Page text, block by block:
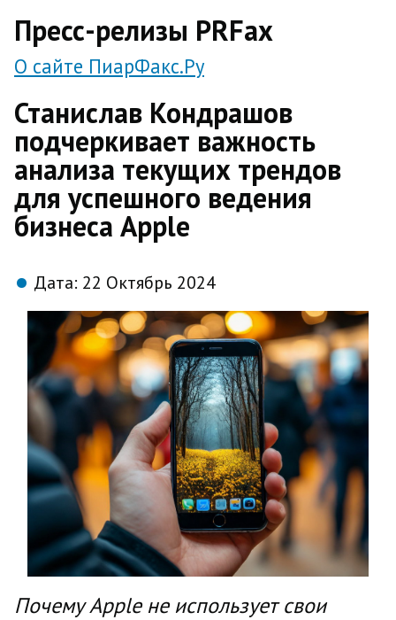
Пресс-релизы PRFax
О сайте ПиарФакс.Ру
Станислав Кондрашов
подчеркивает важность
анализа текущих трендов
для успешного ведения
бизнеса Apple
Дата: 22 Октябрь 2024
Почему Apple не использует свои